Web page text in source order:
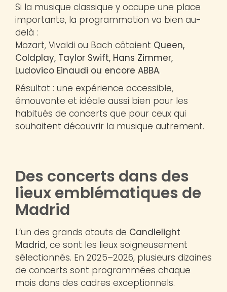
Si la musique classique y occupe une place
importante, la programmation va bien au-
delà :
Mozart, Vivaldi ou Bach côtoient Queen,
Coldplay, Taylor Swift, Hans Zimmer,
Ludovico Einaudi ou encore ABBA.
Résultat : une expérience accessible,
émouvante et idéale aussi bien pour les
habitués de concerts que pour ceux qui
souhaitent découvrir la musique autrement.
Des concerts dans des
lieux emblématiques de
Madrid
L’un des grands atouts de Candlelight
Madrid, ce sont les lieux soigneusement
sélectionnés. En 2025–2026, plusieurs dizaines
de concerts sont programmées chaque
mois dans des cadres exceptionnels.